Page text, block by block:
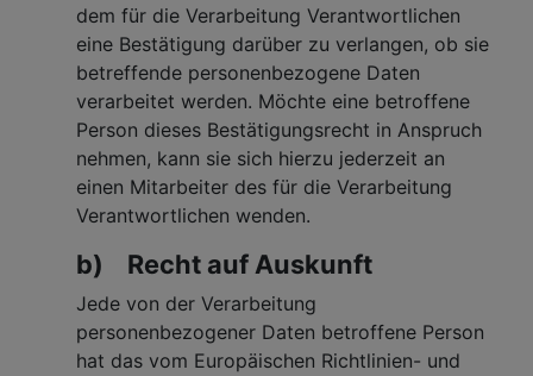
dem für die Verarbeitung Verantwortlichen
eine Bestätigung darüber zu verlangen, ob sie
betreffende personenbezogene Daten
verarbeitet werden. Möchte eine betroffene
Person dieses Bestätigungsrecht in Anspruch
nehmen, kann sie sich hierzu jederzeit an
einen Mitarbeiter des für die Verarbeitung
Verantwortlichen wenden.
b) Recht auf Auskunft
Jede von der Verarbeitung
personenbezogener Daten betroffene Person
hat das vom Europäischen Richtlinien- und